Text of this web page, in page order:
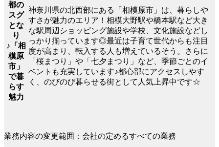
都の
スグ
とな
り
♪「相
模原
市」
で暮
らす
魅力
神奈川県の北西部にある「相模原市」は、暮らしや
すさが魅力のエリア！相模大野駅や橋本駅など大き
な駅周辺ショッピング施設や学校、文化施設などし
っかり揃っています◎最近は子育て世代からも注目
度が高まり、転入する人も増えているそう。さらに
「桜まつり」や「七夕まつり」など、季節ごとのイ
ベントも充実しています♪都心部にアクセスしやす
く、のびのび暮らせる街として人気上昇中です☆
業務内容の変更範囲：会社の定めるすべての業務